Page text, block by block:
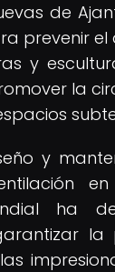
de
prevenir el
y
la
y
ha
la